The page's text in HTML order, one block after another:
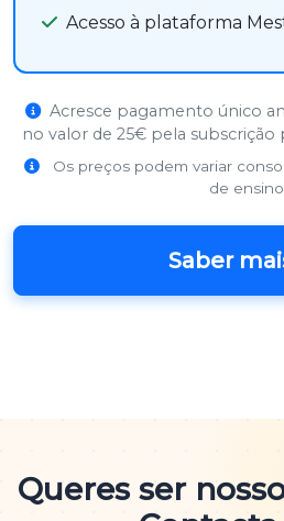
Acesso à plataforma
Acresce pagamento único
no valor de 25€ pela
Os preços podem variar
de ensino
Saber
Queres ser